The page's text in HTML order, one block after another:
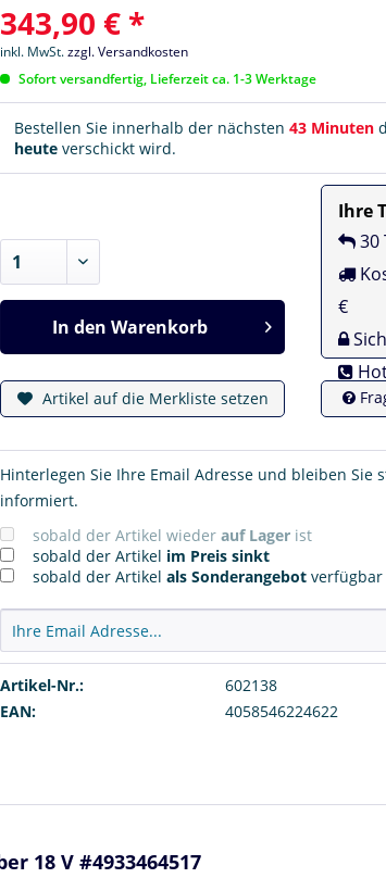
343,90 € *
inkl. MwSt.zzgl. Versandkosten
Sofort versandfertig, Lieferzeit ca. 1-3 Werktage
Bestellen Sie innerhalb der nächsten43 Minuten
heute verschickt wird.
In den Warenkorb
Ihre
30
€
Artikel auf die Merkliste setzen
Hinterlegen Sie Ihre Email Adresse und bleiben Sie
informiert.
sobald der Artikel wiederauf Lager ist
sobald der Artikel im Preis sinkt
sobald der Artikelals Sonderangebot
Artikel-Nr.:
602138
EAN:
4058546224622
18 V #4933464517